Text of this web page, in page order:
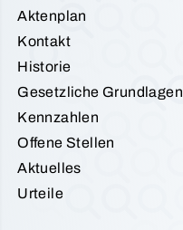
Aktenplan
Kontakt
Historie
Gesetzliche Grundlagen
Kennzahlen
Offene Stellen
Aktuelles
Urteile